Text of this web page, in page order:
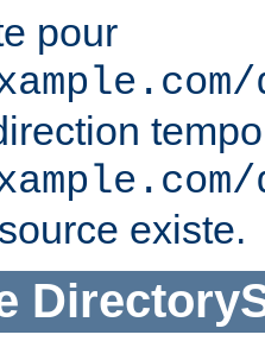
pour
existe.